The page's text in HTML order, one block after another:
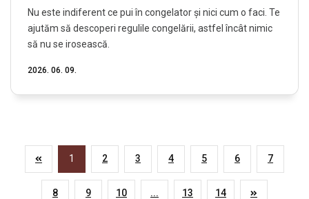
Nu este indiferent ce pui în congelator și nici cum o faci. Te
ajutăm să descoperi regulile congelării, astfel încât nimic
să nu se irosească.
2026. 06. 09.
1 2 3 4 5 6 7
8 9 10 ... 13 14